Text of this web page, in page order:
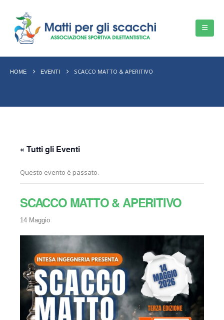
HOME EVENTI SCACCO MATTO & APERITIVO
« Tutti gli Eventi
Questo evento è passato.
SCACCO MATTO & APERITIVO
14 Maggio